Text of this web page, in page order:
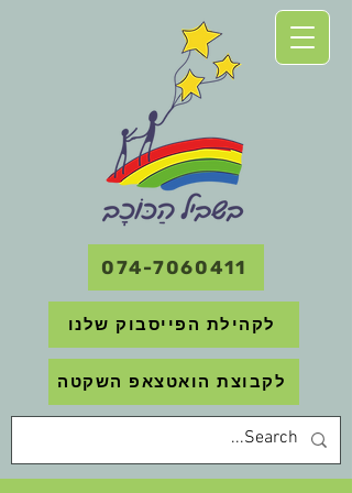
074-7060411
לקהילת הפייסבוק שלנו
לקבוצת הואטצאפ השקטה